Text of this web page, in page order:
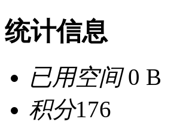
统计信息
已用空间0 B
积分176